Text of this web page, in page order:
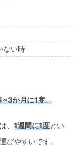
ない時
~3か月に1度。
は、 1週間に1度とい
びやすいです。